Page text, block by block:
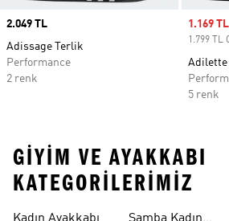
Price
2.049 TL
Adissage Terlik
Performance
2 renk
Sale
1.169 TL
1.799 TL
Adilette
5 renk
GIYIM VE AYAKKABI
KATEGORILERIMIZ